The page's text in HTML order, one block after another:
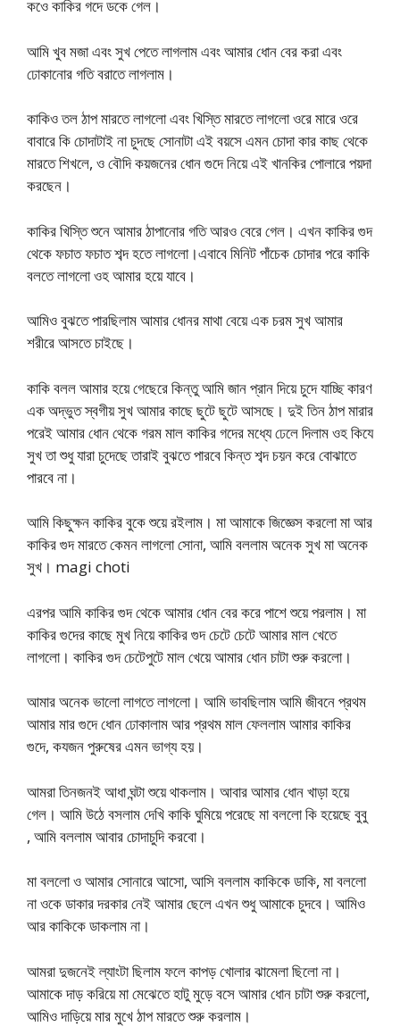
কওে কাকির গদে ডকে গেল।
আমি খুব মজা এবং সুখ পেতে লাগলাম এবং আমার ধোন বের করা এবং
ঢোকানোর গতি বরাতে লাগলাম।
কাকিও তল ঠাপ মারতে লাগলো এবং খিস্তি মারতে লাগলো ওরে মারে ওরে
বাবারে কি চোদাটাই না চুদছে সোনাটা এই বয়সে এমন চোদা কার কাছ থেকে
মারতে শিখলে, ও বৌদি কয়জনের ধোন গুদে নিয়ে এই খানকির পোলারে পয়দা
করছেন।
কাকির খিস্তি শুনে আমার ঠাপানোর গতি আরও বেরে গেল। এখন কাকির গুদ
থেকে ফচাত ফচাত শব্দ হতে লাগলো।এবাবে মিনিট পাঁচেক চোদার পরে কাকি
বলতে লাগলো ওহ আমার হয়ে যাবে।
আমিও বুঝতে পারছিলাম আমার ধোনর মাথা বেয়ে এক চরম সুখ আমার
শরীরে আসতে চাইছে।
কাকি বলল আমার হয়ে গেছেরে কিন্তু আমি জান প্রান দিয়ে চুদে যাচ্ছি কারণ
এক অদ্ভুত স্বগীয় সুখ আমার কাছে ছুটে ছুটে আসছে। দুই তিন ঠাপ মারার
পরেই আমার ধোন থেকে গরম মাল কাকির গদের মধ্যে ঢেলে দিলাম ওহ কিযে
সুখ তা শুধু যারা চুদেছে তারাই বুঝতে পারবে কিন্ত শব্দ চয়ন করে বোঝাতে
পারবে না।
আমি কিছুক্ষন কাকির বুকে শুয়ে রইলাম। মা আমাকে জিজ্ঞেস করলো মা আর
কাকির গুদ মারতে কেমন লাগলো সোনা, আমি বললাম অনেক সুখ মা অনেক
সুখ। magi choti
এরপর আমি কাকির গুদ থেকে আমার ধোন বের করে পাশে শুয়ে পরলাম। মা
কাকির গুদের কাছে মুখ নিয়ে কাকির গুদ চেটে চেটে আমার মাল খেতে
লাগলো। কাকির গুদ চেটেপুটে মাল খেয়ে আমার ধোন চাটা শুরু করলো।
আমার অনেক ভালো লাগতে লাগলো। আমি ভাবছিলাম আমি জীবনে প্রথম
আমার মার গুদে ধোন ঢোকালাম আর প্রথম মাল ফেললাম আমার কাকির
গুদে, কযজন পুরুষের এমন ভাগ্য হয়।
আমরা তিনজনই আধা ঘন্টা শুয়ে থাকলাম। আবার আমার ধোন খাড়া হয়ে
গেল। আমি উঠে বসলাম দেখি কাকি ঘুমিয়ে পরেছে মা বললো কি হয়েছে বুবু
, আমি বললাম আবার চোদাচুদি করবো।
মা বললো ও আমার সোনারে আসো, আসি বললাম কাকিকে ডাকি, মা বললো
না ওকে ডাকার দরকার নেই আমার ছেলে এখন শুধু আমাকে চুদবে। আমিও
আর কাকিকে ডাকলাম না।
আমরা দুজনেই ল্যাংটা ছিলাম ফলে কাপড় খোলার ঝামেলা ছিলো না।
আমাকে দাড় করিয়ে মা মেঝেতে হাটু মুড়ে বসে আমার ধোন চাটা শুরু করলো,
আমিও দাড়িয়ে মার মুখে ঠাপ মারতে শুরু করলাম।